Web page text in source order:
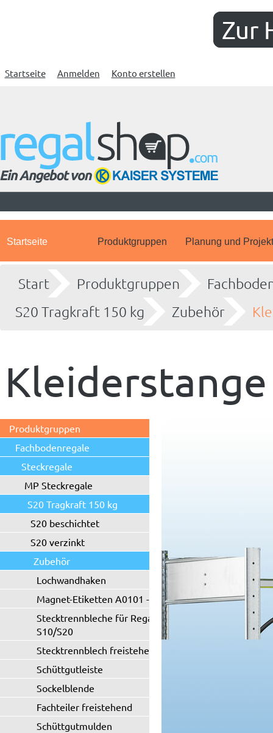
Zur
Startseite Anmelden Konto erstellen
Startseite Produktgruppen Planung und
Start Produktgruppen
S20 Tragkraft 150 kg
Zubehör
Kleiderstange
Produktgruppen
Fachbodenregale
Steckregale
MP Steckregale
S20 Tragkraft 150 kg
S20 beschichtet
S20 verzinkt
Zubehör
Lochwandhaken
Magnet-Etiketten A0101 - A0102
Stecktrennbleche für Regaltyp
S10/S20
Stecktrennblech freistehend
Schüttgutleiste
Sockelblende
Fachteiler freistehend
Schüttgutmulden